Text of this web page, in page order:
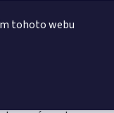
tohoto webu